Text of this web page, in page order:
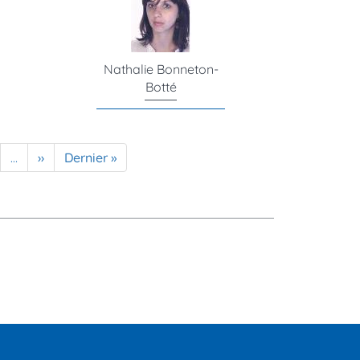
Nathalie Bonneton-
Botté
…
Page
suivante
››
Dernière
page
Dernier »